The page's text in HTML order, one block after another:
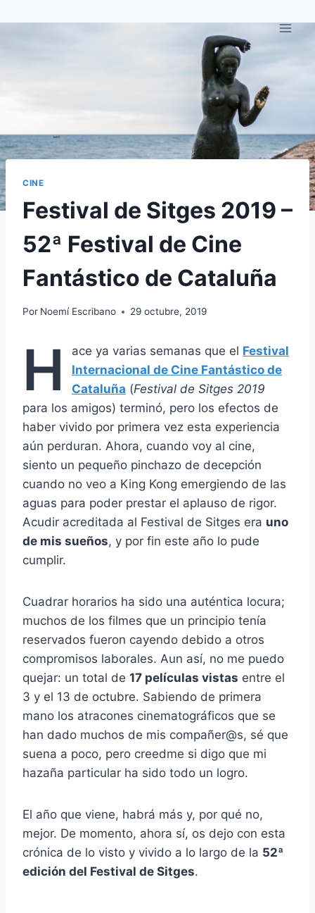
CINE
Festival de Sitges 2019 –
52ª Festival de Cine
Fantástico de Cataluña
Por Noemí Escribano 29 octubre, 2019
H ace ya varias semanas que el Festival
Internacional de Cine Fantástico de
Cataluña (Festival de Sitges 2019
para los amigos) terminó, pero los efectos de
haber vivido por primera vez esta experiencia
aún perduran. Ahora, cuando voy al cine,
siento un pequeño pinchazo de decepción
cuando no veo a King Kong emergiendo de las
aguas para poder prestar el aplauso de rigor.
Acudir acreditada al Festival de Sitges era uno
de mis sueños, y por fin este año lo pude
cumplir.
Cuadrar horarios ha sido una auténtica locura;
muchos de los filmes que un principio tenía
reservados fueron cayendo debido a otros
compromisos laborales. Aun así, no me puedo
quejar: un total de 17 películas vistas entre el
3 y el 13 de octubre. Sabiendo de primera
mano los atracones cinematográficos que se
han dado muchos de mis compañer@s, sé que
suena a poco, pero creedme si digo que mi
hazaña particular ha sido todo un logro.
El año que viene, habrá más y, por qué no,
mejor. De momento, ahora sí, os dejo con esta
crónica de lo visto y vivido a lo largo de la 52ª
edición del Festival de Sitges.